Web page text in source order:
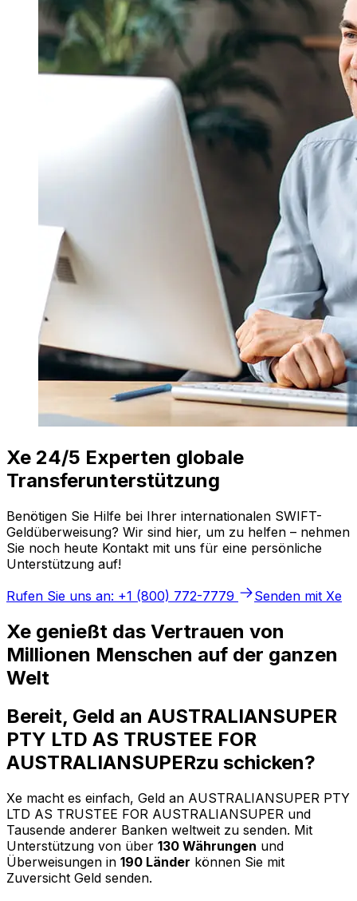
Xe 24/5 Experten globale
Transferunterstützung
Benötigen Sie Hilfe bei Ihrer internationalen SWIFT-
Geldüberweisung? Wir sind hier, um zu helfen – nehmen
Sie noch heute Kontakt mit uns für eine persönliche
Unterstützung auf!
Rufen Sie uns an: +1 (800) 772-7779
Senden mit Xe
Xe genießt das Vertrauen von
Millionen Menschen auf der ganzen
Welt
Bereit, Geld an AUSTRALIANSUPER
PTY LTD AS TRUSTEE FOR
AUSTRALIANSUPERzu schicken?
Xe macht es einfach, Geld an AUSTRALIANSUPER PTY
LTD AS TRUSTEE FOR AUSTRALIANSUPER und
Tausende anderer Banken weltweit zu senden. Mit
Unterstützung von über 130 Währungen und
Überweisungen in 190 Länder können Sie mit
Zuversicht Geld senden.